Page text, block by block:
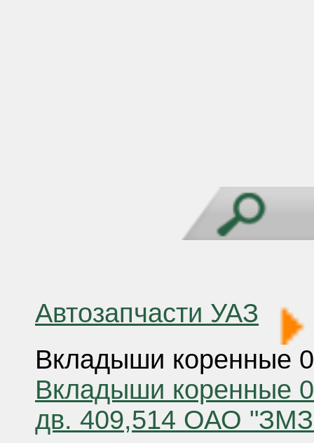
Автозапчасти УАЗ
Вкладыши коренные
Вкладыши коренные
дв. 409,514 ОАО